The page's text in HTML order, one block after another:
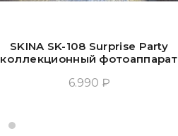
SKINA SK-108 Surprise Party
коллекционный фотоаппарат
6.990 ₽